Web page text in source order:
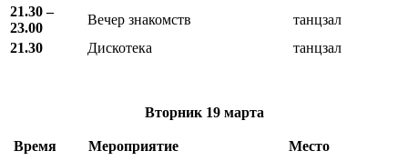
21.30 –
23.00
Вечер знакомств
танцзал
21.30
Дискотека танцзал
Вторник 19 марта
Время Мероприятие Место